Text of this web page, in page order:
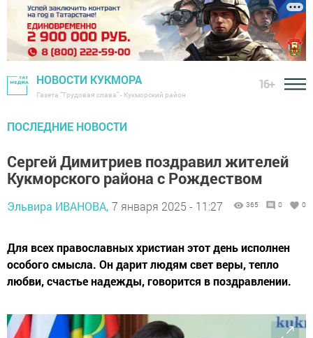
НОВОСТИ КУКМОРА
Газета "Трудовая слава" - Кукморский район
16+
ПОСЛЕДНИЕ НОВОСТИ
Сергей Димитриев поздравил жителей
Кукморского района с Рождеством
Эльвира ИВАНОВА, 7 января 2025 - 11:27 365 0 0
Для всех православных христиан этот день исполнен
особого смысла. Он дарит людям свет веры, тепло
любви, счастье надежды, говорится в поздравлении.